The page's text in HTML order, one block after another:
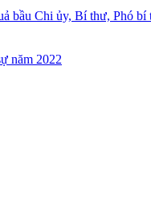
bầu Chi ủy, Bí thư, Phó bí
năm 2022